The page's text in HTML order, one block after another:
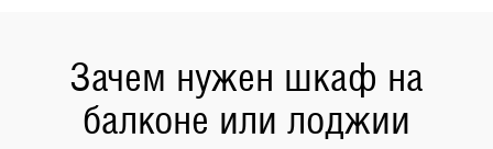
Зачем нужен шкаф на
балконе или лоджии